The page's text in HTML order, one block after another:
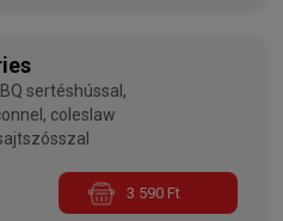
sertéshússal,
coleslaw
3 590 Ft